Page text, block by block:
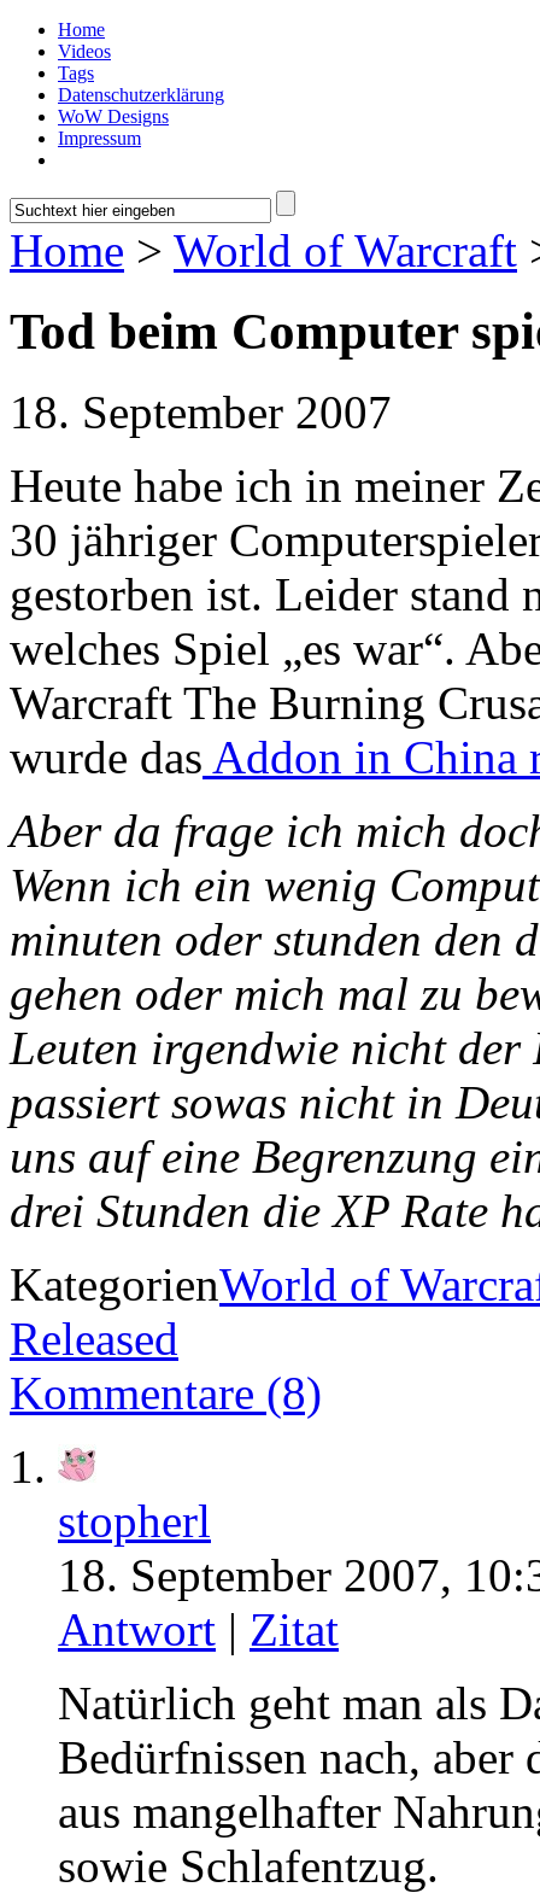
Home
Videos
Tags
Datenschutzerklärung
WoW Designs
Impressum
Home > World of Warcraft
Tod beim Computer
18. September 2007
Heute habe ich in meiner
30 jähriger
gestorben ist. Leider
welches Spiel „es war“.
Warcraft The Burning
wurde das Addon in China
Aber da frage ich mich
Wenn ich ein wenig
minuten oder stunden den
gehen oder mich mal zu
Leuten irgendwie nicht
passiert sowas nicht in
uns auf eine Begrenzung
drei Stunden die XP Rate
KategorienWorld of
Released
Kommentare (8)
stopherl
18. September 2007,
Antwort | Zitat
Natürlich geht man als
Bedürfnissen nach,
aus mangelhafter
sowie Schlafentzug.